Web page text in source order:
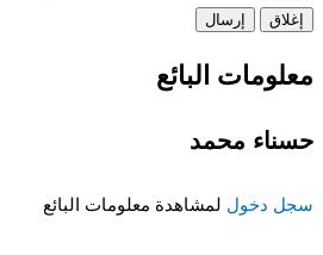
إغلاق إرسال
معلومات البائع
حسناء محمد
سجل دخول لمشاهدة معلومات البائع